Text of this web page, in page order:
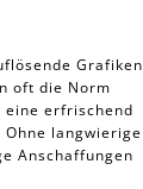
Grafiken
oft die Norm
eine erfrischend
langwierige
Anschaffungen